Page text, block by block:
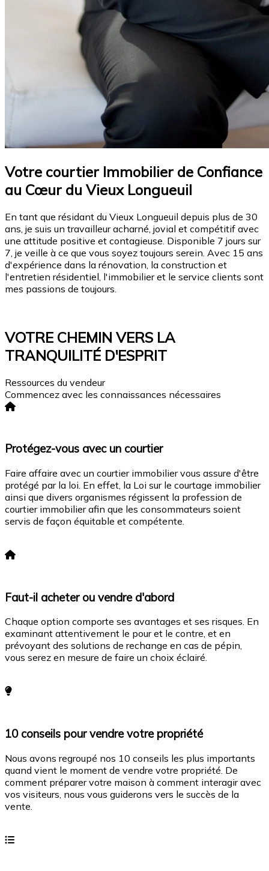
Votre courtier Immobilier de Confiance
au Cœur du Vieux Longueuil
En tant que résidant du Vieux Longueuil depuis plus de 30
ans, je suis un travailleur acharné, jovial et compétitif avec
une attitude positive et contagieuse. Disponible 7 jours sur
7, je veille à ce que vous soyez toujours serein. Avec 15 ans
d'expérience dans la rénovation, la construction et
l'entretien résidentiel, l'immobilier et le service clients sont
mes passions de toujours.
VOTRE CHEMIN VERS LA
TRANQUILITÉ D'ESPRIT
Ressources du vendeur
Commencez avec les connaissances nécessaires
Protégez-vous avec un courtier
Faire affaire avec un courtier immobilier vous assure d'être
protégé par la loi. En effet, la Loi sur le courtage immobilier
ainsi que divers organismes régissent la profession de
courtier immobilier afin que les consommateurs soient
servis de façon équitable et compétente.
Faut-il acheter ou vendre d'abord
Chaque option comporte ses avantages et ses risques. En
examinant attentivement le pour et le contre, et en
prévoyant des solutions de rechange en cas de pépin,
vous serez en mesure de faire un choix éclairé.
10 conseils pour vendre votre propriété
Nous avons regroupé nos 10 conseils les plus importants
quand vient le moment de vendre votre propriété. De
comment préparer votre maison à comment interagir avec
vos visiteurs, nous vous guiderons vers le succès de la
vente.